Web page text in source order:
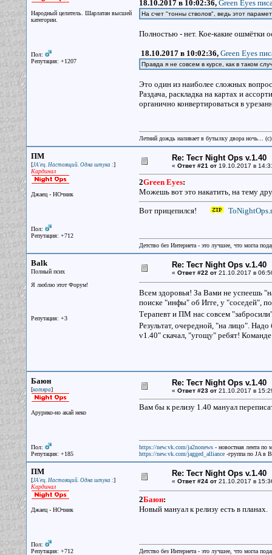
Народный целитель. Шарлатан высшей
категории.
Пол:
Репутация: +1207
18.10.2017 в 10:02:36, Green Eyes
На счет "тонны стволов", ведь этот
Полностью - нет. Кое-какие ошмётки
18.10.2017 в 10:02:36, Green Eyes
Правда я не совсем в курсе, как в таком
Это один из наиболее сложных
Раздача, раскладка на картах и
органично конвертироваться в
Летний дождь наливает в бутылку двора ночь...
ПМ
[JA'ец. Настоящий. Одна штука :]
Кардинал
Джаец - НОчник
Пол:
Репутация: +712
Re: Тест Night Ops v.1.40
« Ответ #21 от19.10.2017 в
2Green Eyes:
Можешь вот это накатить, на тему
Вот прицепился!
Детство без Интернета - это лучшее, что могла
Balk
Полный псих
Я люблю этот Форум!
Репутация: +3
Re: Тест Night Ops v.1.40
« Ответ #22 от21.10.2017 в
Всем здоровья! За Вами не успеешь
поиске "инфы" об Игге, у "соседей",
Терапевт и ПМ нас совсем
Результат, очередной, "на лицо".
v1.40" скачал, "угощу" ребят!
Баюн
[котяра]
Арурико-но акай неко
Пол:
Репутация: +185
Re: Тест Night Ops v.1.40
« Ответ #23 от21.10.2017 в
Вам бы к релизу 1.40 мануал
https://new.vk.com/ja2nonews- новостная лента по
https://new.vk.com/jagged_alliance-группа по JA в
ПМ
[JA'ец. Настоящий. Одна штука :]
Кардинал
Джаец - НОчник
Пол:
Репутация: +712
Re: Тест Night Ops v.1.40
« Ответ #24 от21.10.2017 в
2Баюн:
Новый мануал к релизу есть в планах.
Детство без Интернета - это лучшее, что могла